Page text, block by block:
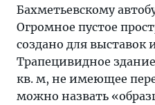
Бахметьевскому
Огромное пустое
создано для выставок
Трапецивидное
кв. м, не имеющее
можно назвать